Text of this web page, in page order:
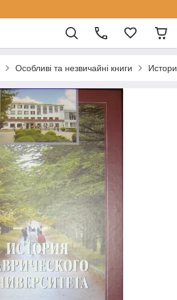
Особливі та незвичайні книги